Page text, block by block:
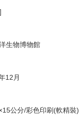
生物博物館
12月
公分/彩色印刷(軟精裝)